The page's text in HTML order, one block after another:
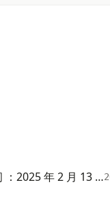
官僚主义的本质（转载——作者：摸象的盲人 时间 ：2025 年 2 月 13 日星期四）